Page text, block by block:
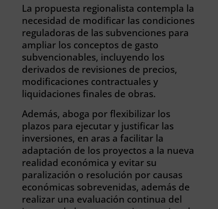
La propuesta regionalista contempla la
necesidad de modificar las condiciones
reguladoras de las subvenciones para
ampliar los conceptos de gasto
subvencionables, incluyendo los
derivados de revisiones de precios,
modificaciones contractuales y
liquidaciones finales de obras.
Además, aboga por flexibilizar los
plazos para ejecutar y justificar las
inversiones, en aras a facilitar la
adaptación de los proyectos a la nueva
realidad económica y evitar su
paralización o resolución por causas
económicas sobrevenidas, además de
realizar una evaluación continua del